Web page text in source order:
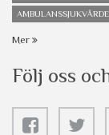
Mer
Följ oss